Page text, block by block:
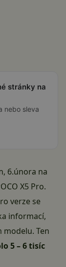
stránky na
nebo sleva
6.února na
X5 Pro.
verze se
informací,
Ten
5 – 6 tisíc